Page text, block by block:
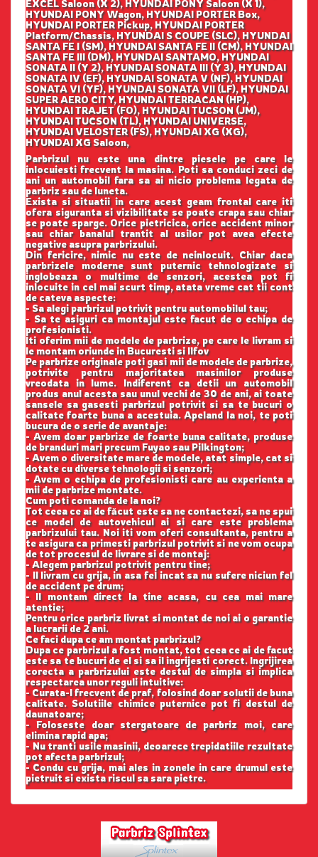
EXCEL Saloon (X 2), HYUNDAI PONY Saloon (X 1),
HYUNDAI PONY Wagon, HYUNDAI PORTER Box,
HYUNDAI PORTER Pickup, HYUNDAI PORTER
Platform/Chassis, HYUNDAI S COUPE (SLC), HYUNDAI
SANTA FE I (SM), HYUNDAI SANTA FE II (CM), HYUNDAI
SANTA FE III (DM), HYUNDAI SANTAMO, HYUNDAI
SONATA II (Y 2), HYUNDAI SONATA III (Y 3), HYUNDAI
SONATA IV (EF), HYUNDAI SONATA V (NF), HYUNDAI
SONATA VI (YF), HYUNDAI SONATA VII (LF), HYUNDAI
SUPER AERO CITY, HYUNDAI TERRACAN (HP),
HYUNDAI TRAJET (FO), HYUNDAI TUCSON (JM),
HYUNDAI TUCSON (TL), HYUNDAI UNIVERSE,
HYUNDAI VELOSTER (FS), HYUNDAI XG (XG),
HYUNDAI XG Saloon,
Parbrizul nu este una dintre piesele pe care le
inlocuiesti frecvent la masina. Poti sa conduci zeci de
ani un automobil fara sa ai nicio problema legata de
parbriz sau de luneta.
Exista si situatii in care acest geam frontal care iti
ofera siguranta si vizibilitate se poate crapa sau chiar
se poate sparge. Orice pietricica, orice accident minor
sau chiar banalul trantit al usilor pot avea efecte
negative asupra parbrizului.
Din fericire, nimic nu este de neinlocuit. Chiar daca
parbrizele moderne sunt puternic tehnologizate si
inglobeaza o multime de senzori, acestea pot fi
inlocuite in cel mai scurt timp, atata vreme cat tii cont
de cateva aspecte:
- Sa alegi parbrizul potrivit pentru automobilul tau;
- Sa te asiguri ca montajul este facut de o echipa de
profesionisti.
Iti oferim mii de modele de parbrize, pe care le livram si
le montam oriunde in Bucuresti si Ilfov
Pe parbrize originale poti gasi mii de modele de parbrize,
potrivite pentru majoritatea masinilor produse
vreodata in lume. Indiferent ca detii un automobil
produs anul acesta sau unul vechi de 30 de ani, ai toate
sansele sa gasesti parbrizul potrivit si sa te bucuri o
calitate foarte buna a acestuia. Apeland la noi, te poti
bucura de o serie de avantaje:
- Avem doar parbrize de foarte buna calitate, produse
de branduri mari precum Fuyao sau Pilkington;
- Avem o diversitate mare de modele, atat simple, cat si
dotate cu diverse tehnologii si senzori;
- Avem o echipa de profesionisti care au experienta a
mii de parbrize montate.
Cum poti comanda de la noi?
Tot ceea ce ai de făcut este sa ne contactezi, sa ne spui
ce model de autovehicul ai si care este problema
parbrizului tau. Noi iti vom oferi consultanta, pentru a
te asigura ca primesti parbrizul potrivit si ne vom ocupa
de tot procesul de livrare si de montaj:
- Alegem parbrizul potrivit pentru tine;
- Il livram cu grija, in asa fel incat sa nu sufere niciun fel
de accident pe drum;
- Il montam direct la tine acasa, cu cea mai mare
atentie;
Pentru orice parbriz livrat si montat de noi ai o garantie
a lucrarii de 2 ani.
Ce faci dupa ce am montat parbrizul?
Dupa ce parbrizul a fost montat, tot ceea ce ai de facut
este sa te bucuri de el si sa il ingrijesti corect. Ingrijirea
corecta a parbrizului este destul de simpla si implica
respectarea unor reguli intuitive:
- Curata-l frecvent de praf, folosind doar solutii de buna
calitate. Solutiile chimice puternice pot fi destul de
daunatoare;
- Foloseste doar stergatoare de parbriz moi, care
elimina rapid apa;
- Nu tranti usile masinii, deoarece trepidatiile rezultate
pot afecta parbrizul;
- Condu cu grija, mai ales in zonele in care drumul este
pietruit si exista riscul sa sara pietre.